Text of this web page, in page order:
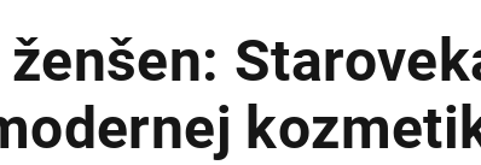
ženšen: